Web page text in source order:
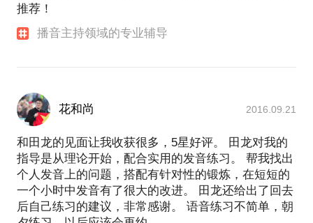
推荐！
播音主持领域的专业辅导
花和尚 2016.09.21
和田龙的见面让我收获很多，5星好评。 田龙对我的
指导是从理论开始，配合实用的发音练习。 帮我找出
个人发音上的问题，搭配有针对性的锻炼，在短短的
一个小时中发音有了很大的改进。 田龙还给出了回去
后自己练习的建议，非常感谢。 语音练习不简单，朝